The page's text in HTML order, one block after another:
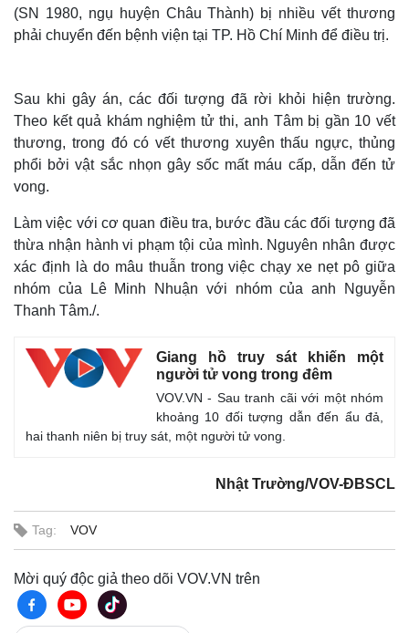
Thế giới
Quan sát
Cuộc sống đó đây
Hồ sơ
Multimedia
Video
E-Magazine
Infographic
(SN 1980, ngụ huyện Châu Thành) bị nhiều vết thương
phải chuyển đến bệnh viện tại TP. Hồ Chí Minh để điều trị.
Sau khi gây án, các đối tượng đã rời khỏi hiện trường.
Theo kết quả khám nghiệm tử thi, anh Tâm bị gần 10 vết
thương, trong đó có vết thương xuyên thấu ngực, thủng
phổi bởi vật sắc nhọn gây sốc mất máu cấp, dẫn đến tử
vong.
Làm việc với cơ quan điều tra, bước đầu các đối tượng đã
thừa nhận hành vi phạm tội của mình. Nguyên nhân được
xác định là do mâu thuẫn trong việc chạy xe nẹt pô giữa
nhóm của Lê Minh Nhuận với nhóm của anh Nguyễn
Thanh Tâm./.
Giang hồ truy sát khiến một
người tử vong trong đêm
VOV.VN - Sau tranh cãi với một nhóm
khoảng 10 đối tượng dẫn đến ẩu đả,
hai thanh niên bị truy sát, một người tử vong.
Nhật Trường/VOV-ĐBSCL
Tag: VOV
Mời quý độc giả theo dõi VOV.VN trên